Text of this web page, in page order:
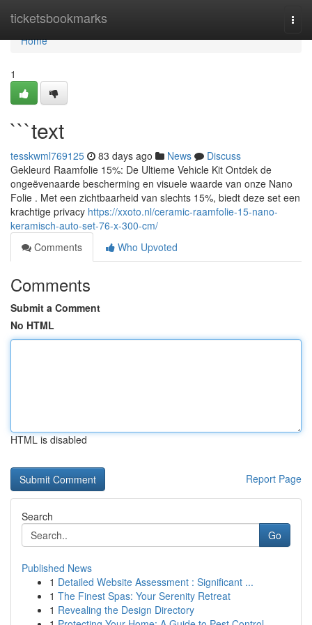
ticketsbookmarks
Home
Home
1
```text
tesskwml769125 83 days ago News
Discuss
Gekleurd Raamfolie 15%: De Ultieme Vehicle Kit Ontdek de
ongeëvenaarde bescherming en visuele waarde van onze Nano
Folie . Met een zichtbaarheid van slechts 15%, biedt deze set een
krachtige privacy https://xxoto.nl/ceramic-raamfolie-15-nano-
keramisch-auto-set-76-x-300-cm/
Comments
Who Upvoted
Comments
Submit a Comment
No HTML
HTML is disabled
Report Page
Search
Go
Published News
1 Detailed Website Assessment : Significant ...
1 The Finest Spas: Your Serenity Retreat
1 Revealing the Design Directory